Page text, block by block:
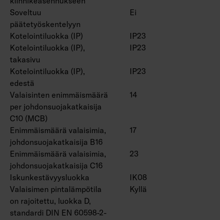
ja Casambi-ohjaus.
Suorapainikeohjauksessa käytettävien
valaisinten enimmäismäärä yhdessä ryhmässä
on 50 kpl.
Käyttöympäristön lämpötila -20 … 25 °C,
soveltuu sisäkäyttöön.
Hyötyelinikä L70 > 100 000 h (Ta25°C).
Hyötyelinikä L80 100 000 h (Ta25°C).
DAS = Kaksoisasymmetrinen (hyllyoptiikka),
ACMP = Akryyli mikroprisma, PCO =
Polykarbonaatti opaali
Lisätarvikkeina matalaluminanssiritilät
4338576 (1250 mm) ja 4338577 (1550 mm),
pallosuojaverkot (4338574 (1250 mm) ja
4338575 (1550 mm) ja yleiskiskokiinnike
Soveltuu
päätetyöskentelyyn
Ei
Kotelointiluokka (IP)
IP23
Kotelointiluokka (IP),
takasivu
IP23
Kotelointiluokka (IP),
edestä
IP23
Valaisinten enimmäismäärä
per johdonsuojakatkaisija
C10 (MCB)
14
Enimmäismäärä valaisimia,
johdonsuojakatkaisija B16
17
Enimmäismäärä valaisimia,
johdonsuojakatkaisija C16
23
Iskunkestävyysluokka
IK08
Valaisimen pintalämpötila
on rajoitettu, luokka D,
standardi DIN EN 60598-2-
Kyllä